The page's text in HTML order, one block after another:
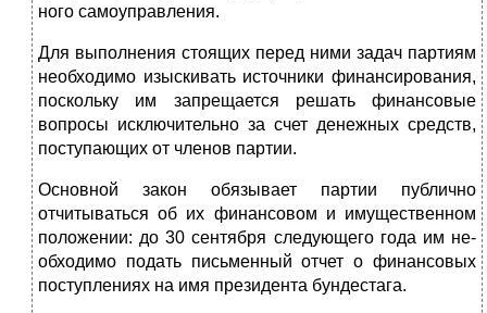
ного самоуправления.
Для выполнения стоящих перед ними задач партиям
необходимо изыски­вать источники финансирования,
поскольку им запрещается решать финан­совые
вопросы исключительно за счет денежных средств,
поступающих от членов партии.
Основной закон обязывает партии публично
отчитываться об их финан­совом и имущественном
положении: до 30 сентября следующего года им не­
обходимо подать письменный отчет о финансовых
поступлениях на имя пре­зидента бундестага.